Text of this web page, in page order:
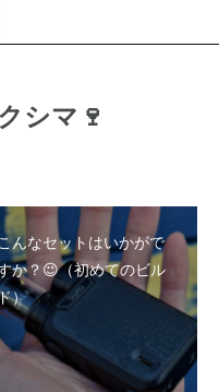
シマ🍷
んなセットはいかがで
か？😉（初めてのビル
）